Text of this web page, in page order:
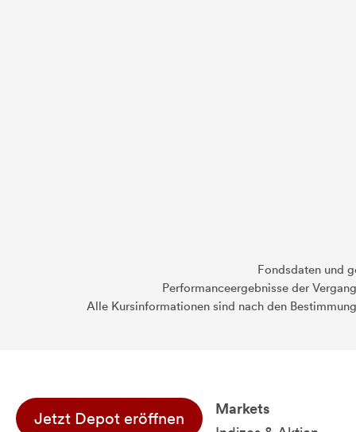
Fondsdaten und
Performanceergebnisse der
Alle Kursinformationen sind nach den
Jetzt Depot eröffnen
Markets